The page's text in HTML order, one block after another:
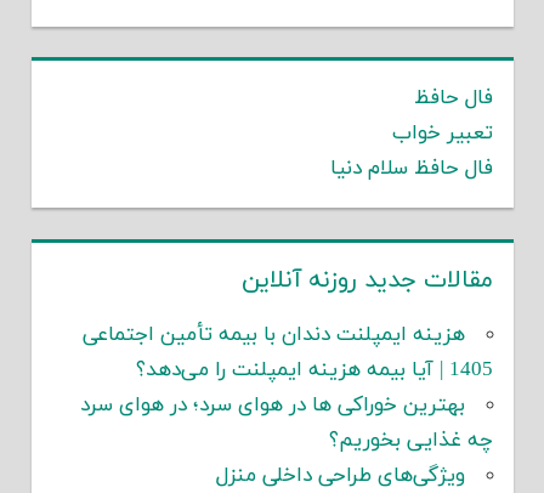
فال حافظ
تعبیر خواب
فال حافظ سلام دنیا
مقالات جدید روزنه آنلاین
هزینه ایمپلنت دندان با بیمه تأمین اجتماعی
1405 | آیا بیمه هزینه ایمپلنت را می‌دهد؟
بهترین خوراکی ها در هوای سرد؛ در هوای سرد
چه غذایی بخوریم؟
ویژگی‌های طراحی داخلی منزل